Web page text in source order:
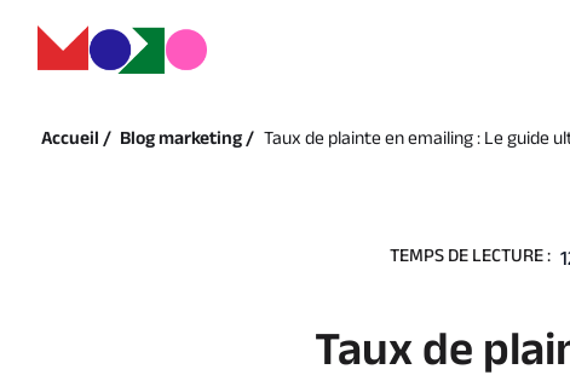
Accueil / Blog marketing / Taux de plainte en emailing : Le guide
TEMPS DE LECTURE :
Taux de